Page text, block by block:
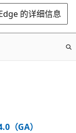
的详细信息
（GA）